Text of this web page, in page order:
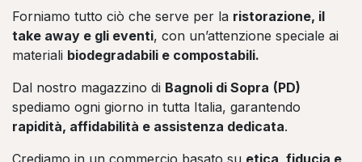
Forniamo tutto ciò che serve per la ristorazione, il
take away e gli eventi, con un’attenzione speciale ai
materiali biodegradabili e compostabili.
Dal nostro magazzino di Bagnoli di Sopra (PD)
spediamo ogni giorno in tutta Italia, garantendo
rapidità, affidabilità e assistenza dedicata.
Crediamo in un commercio basato su etica, fiducia e